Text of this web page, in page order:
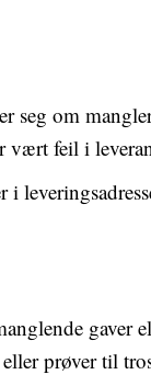
seg om
feil i
gaver
prøver til